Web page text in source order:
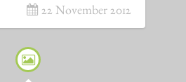
22 November 2012